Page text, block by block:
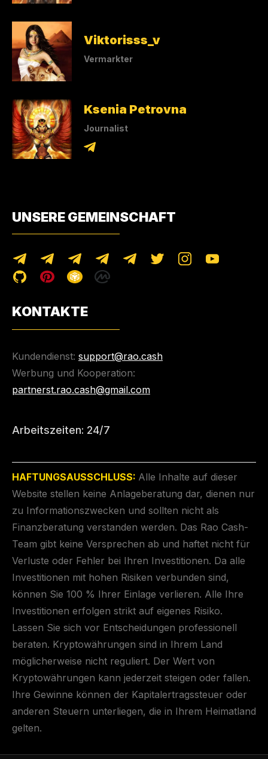
Viktorisss_v
Vermarkter
Ksenia Petrovna
Journalist
UNSERE GEMEINSCHAFT
KONTAKTE
Kundendienst: support@rao.cash
Werbung und Kooperation:
partnerst.rao.cash@gmail.com
Arbeitszeiten: 24/7
HAFTUNGSAUSSCHLUSS: Alle Inhalte auf dieser
Website stellen keine Anlageberatung dar, dienen nur
zu Informationszwecken und sollten nicht als
Finanzberatung verstanden werden. Das Rao Cash-
Team gibt keine Versprechen ab und haftet nicht für
Verluste oder Fehler bei Ihren Investitionen. Da alle
Investitionen mit hohen Risiken verbunden sind,
können Sie 100 % Ihrer Einlage verlieren. Alle Ihre
Investitionen erfolgen strikt auf eigenes Risiko.
Lassen Sie sich vor Entscheidungen professionell
beraten. Kryptowährungen sind in Ihrem Land
möglicherweise nicht reguliert. Der Wert von
Kryptowährungen kann jederzeit steigen oder fallen.
Ihre Gewinne können der Kapitalertragssteuer oder
anderen Steuern unterliegen, die in Ihrem Heimatland
gelten.